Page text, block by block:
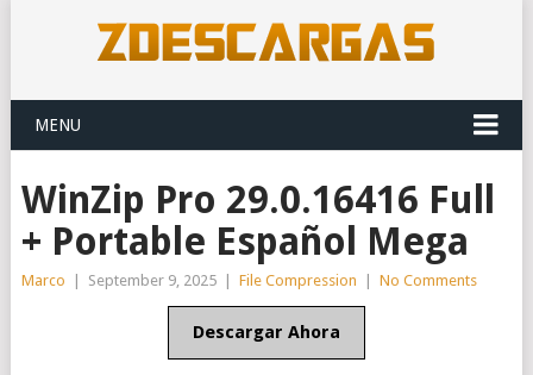
MENU
WinZip Pro 29.0.16416 Full
+ Portable Español Mega
Marco September 9, 2025 File Compression No Comments
Descargar Ahora